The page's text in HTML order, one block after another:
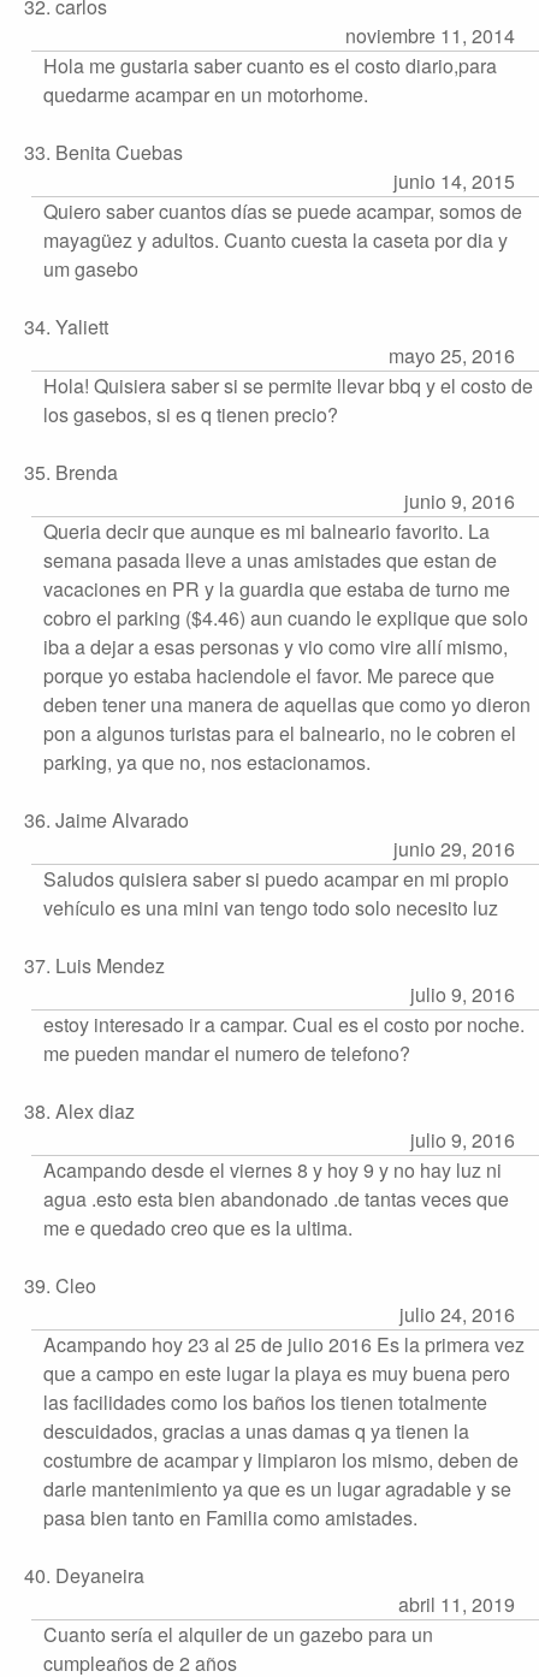
32. carlos
noviembre 11, 2014
Hola me gustaria saber cuanto es el costo diario,para
quedarme acampar en un motorhome.
33. Benita Cuebas
junio 14, 2015
Quiero saber cuantos días se puede acampar, somos de
mayagüez y adultos. Cuanto cuesta la caseta por dia y
um gasebo
34. Yaliett
mayo 25, 2016
Hola! Quisiera saber si se permite llevar bbq y el costo de
los gasebos, si es q tienen precio?
35. Brenda
junio 9, 2016
Queria decir que aunque es mi balneario favorito. La
semana pasada lleve a unas amistades que estan de
vacaciones en PR y la guardia que estaba de turno me
cobro el parking ($4.46) aun cuando le explique que solo
iba a dejar a esas personas y vio como vire allí mismo,
porque yo estaba haciendole el favor. Me parece que
deben tener una manera de aquellas que como yo dieron
pon a algunos turistas para el balneario, no le cobren el
parking, ya que no, nos estacionamos.
36. Jaime Alvarado
junio 29, 2016
Saludos quisiera saber si puedo acampar en mi propio
vehículo es una mini van tengo todo solo necesito luz
37. Luis Mendez
julio 9, 2016
estoy interesado ir a campar. Cual es el costo por noche.
me pueden mandar el numero de telefono?
38. Alex diaz
julio 9, 2016
Acampando desde el viernes 8 y hoy 9 y no hay luz ni
agua .esto esta bien abandonado .de tantas veces que
me e quedado creo que es la ultima.
39. Cleo
julio 24, 2016
Acampando hoy 23 al 25 de julio 2016 Es la primera vez
que a campo en este lugar la playa es muy buena pero
las facilidades como los baños los tienen totalmente
descuidados, gracias a unas damas q ya tienen la
costumbre de acampar y limpiaron los mismo, deben de
darle mantenimiento ya que es un lugar agradable y se
pasa bien tanto en Familia como amistades.
40. Deyaneira
abril 11, 2019
Cuanto sería el alquiler de un gazebo para un
cumpleaños de 2 años